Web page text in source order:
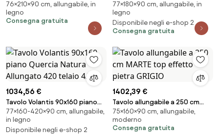
210 cm base metallo e piano
effetto Marmo Grigio TERENCE
76×210×90 cm, allungabile, in
legno
Consegna gratuita
Bianco Frassino 90x180
Allungato 440 telaio Antracite
77×180×90 cm, allungabile, in
legno
Disponibile negli e-shop 2
Consegna gratuita
1034,56 €
Tavolo Volantis 90x160 piano
Quercia Natura Allungato 420
telaio 4/A
77×160-420×90 cm, allungabile,
in legno
Disponibile negli e-shop 2
1402,39 €
Tavolo allungabile a 250 cm
MARTE top effetto pietra
GRIGIO
75×160×90 cm, allungabile,
moderno
Consegna gratuita